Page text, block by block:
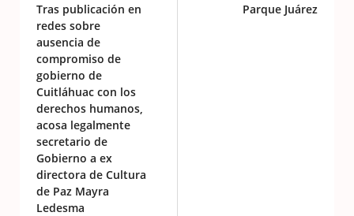
Tras publicación en
redes sobre
ausencia de
compromiso de
gobierno de
Cuitláhuac con los
derechos humanos,
acosa legalmente
secretario de
Gobierno a ex
directora de Cultura
de Paz Mayra
Ledesma
Parque Juárez